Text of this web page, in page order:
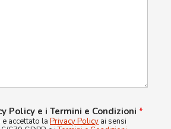
Policy e i Termini e Condizioni *
accettato la Privacy Policy ai sensi